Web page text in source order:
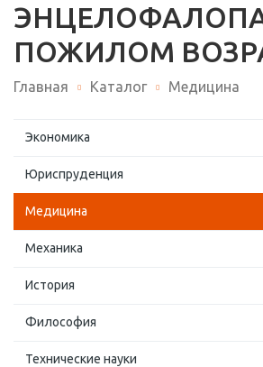
ПОЖИЛОМ
Главная Каталог Медицина
Экономика
Юриспруденция
Медицина
Механика
История
Философия
Технические науки